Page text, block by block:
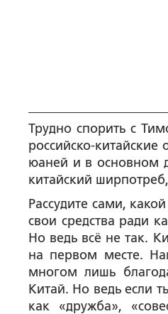
Трудно спорить с
российско-
юаней и в основном
китайский
Рассудите сами,
свои средства ради
Но ведь всё не так.
на первом месте.
многом лишь
Китай. Но ведь если
как «дружба»,